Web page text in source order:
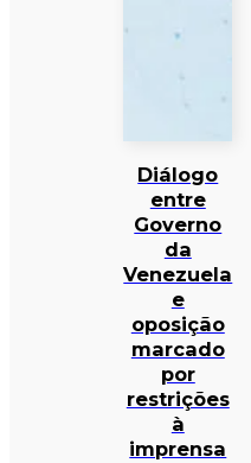
Diálogo
entre
Governo
da
Venezuela
e
oposição
marcado
por
restrições
à
imprensa